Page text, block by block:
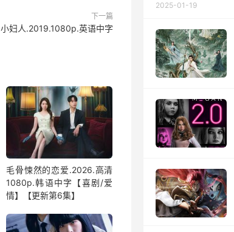
下一篇
小妇人.2019.1080p.英语中字
毛骨悚然的恋爱.2026.高清
1080p.韩语中字【喜剧/爱
情】【更新第6集】
2025-01-19